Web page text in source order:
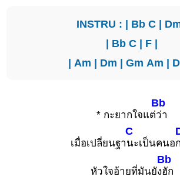
INSTRU : | Bb C|
| Bb C | F |
| Am | Dm | Gm Am |
* กะยากใจแต่
Bb
ว่า
เมื่อเปลี่ยนฐา
C
นะเป็นคนอก
หัวใจอ้ายที่มันยัง
Bb
ฮัก